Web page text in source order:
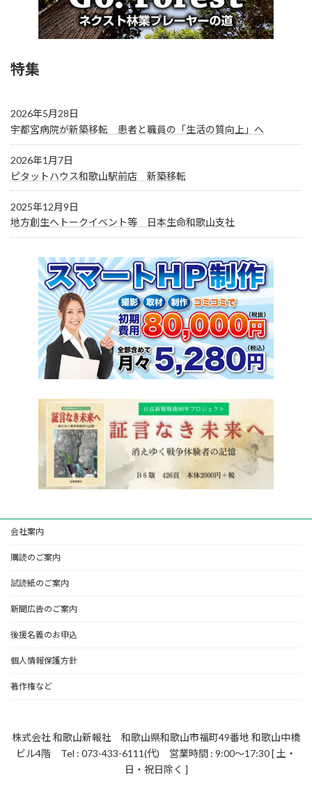
特集
2026年5月28日
宇都宮病院が新築移転 患者と職員の「生活の質向上」へ
2026年1月7日
ピタットハウス和歌山駅前店 新築移転
2025年12月9日
地方創生へトークイベント等 日本生命和歌山支社
会社案内
購読のご案内
試読紙のご案内
新聞広告のご案内
後援名義のお申込
個人情報保護方針
著作権など
株式会社 和歌山新報社 和歌山県和歌山市福町49番地 和歌山中橋
ビル4階 Tel : 073-433-6111(代) 営業時間 : 9:00～17:30 [ 土・
日・祝日除く ]